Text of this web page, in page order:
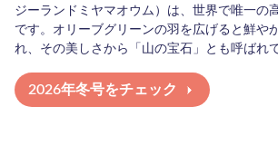
ジーランドミヤマオウム）は、世界で唯一の
です。オリーブグリーンの羽を広げると鮮や
れ、その美しさから「山の宝石」とも呼ばれ
2026年冬号をチェック